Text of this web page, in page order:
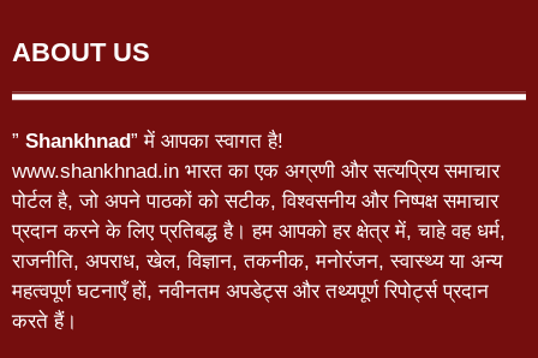
ABOUT US
” Shankhnad” में आपका स्वागत है!
www.shankhnad.in भारत का एक अग्रणी और सत्यप्रिय समाचार
पोर्टल है, जो अपने पाठकों को सटीक, विश्वसनीय और निष्पक्ष समाचार
प्रदान करने के लिए प्रतिबद्ध है। हम आपको हर क्षेत्र में, चाहे वह धर्म,
राजनीति, अपराध, खेल, विज्ञान, तकनीक, मनोरंजन, स्वास्थ्य या अन्य
महत्वपूर्ण घटनाएँ हों, नवीनतम अपडेट्स और तथ्यपूर्ण रिपोर्ट्स प्रदान
करते हैं।